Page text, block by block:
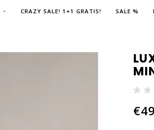
CRAZY SALE! 1+1 GRATIS! SALE %